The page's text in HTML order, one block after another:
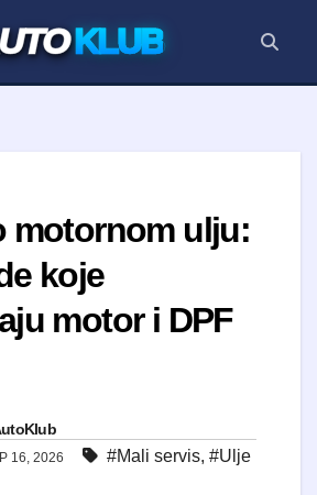
KLUB
motornom ulju:
koje
motor i DPF
16, 2026 #Mali servis, #Ulje